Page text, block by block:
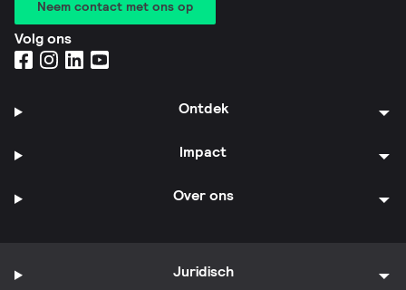
Neem contact met ons op
Volg ons
Ontdek
Impact
Over ons
Juridisch